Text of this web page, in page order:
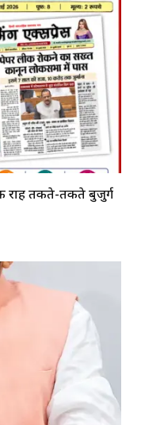
राह तकते-तकते बुजुर्ग